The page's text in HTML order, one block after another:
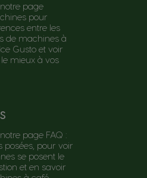
page
pour
entre les
de machines à
Gusto et voir
mieux à vos
page FAQ :
posées, pour voir
se posent le
et en savoir